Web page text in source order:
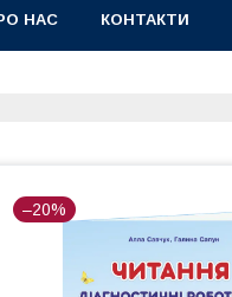
НАС КОНТАКТИ
–20%